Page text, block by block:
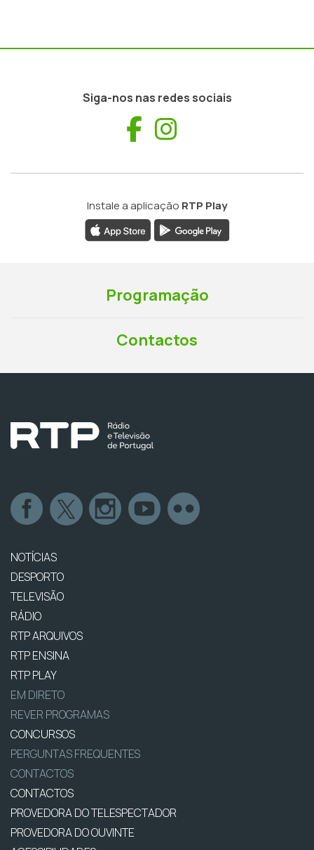
Siga-nos nas redes sociais
Facebook
Instale a aplicação RTP Play
Programação
Contactos
NOTÍCIAS
DESPORTO
TELEVISÃO
RÁDIO
RTP ARQUIVOS
RTP ENSINA
RTP PLAY
EM DIRETO
REVER PROGRAMAS
CONCURSOS
PERGUNTAS FREQUENTES
CONTACTOS
CONTACTOS
PROVEDORA DO TELESPECTADOR
PROVEDORA DO OUVINTE